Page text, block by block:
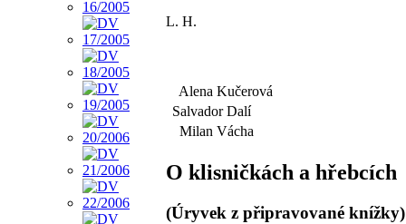
L. H.
Alena Kučerová
Salvador Dalí
Milan Vácha
O klisničkách a hřebcích
(Úryvek z připravované knížky)